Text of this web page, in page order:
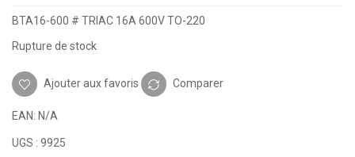
BTA16-600 # TRIAC 16A 600V TO-220
Rupture de stock
Ajouter aux favoris Comparer
EAN: N/A
UGS : 9925